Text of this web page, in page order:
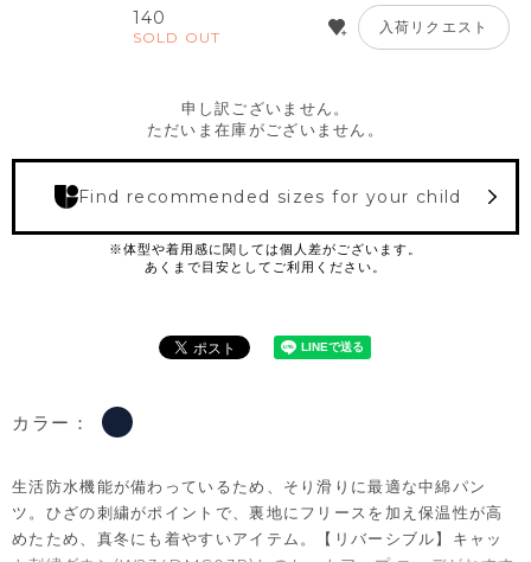
140
SOLD OUT
入荷リクエスト
申し訳ございません。
ただいま在庫がございません。
Find recommended sizes for your child
カラー：
生活防水機能が備わっているため、そり滑りに最適な中綿パン
ツ。ひざの刺繍がポイントで、裏地にフリースを加え保温性が高
めたため、真冬にも着やすいアイテム。【リバーシブル】キャッ